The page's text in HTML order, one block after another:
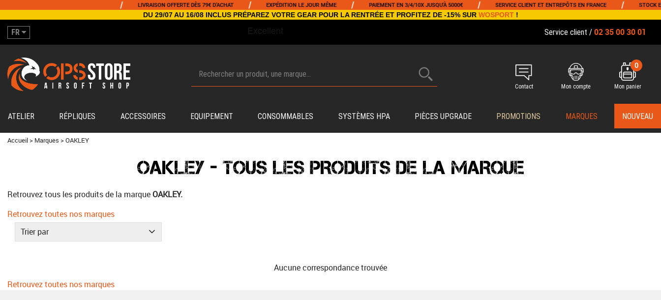
LIVRAISON OFFERTE DÈS 79€ D'ACHAT EXPÉDITION LE JOUR MÊME PAIEMENT EN 3/4/10X JUSQU'À 5000€ SERVICE CLIENT ET ENTREPÔTS EN FRANCE STOCK EN
DU 29/07 AU 16/08 INCLUS PRÉPAREZ VOTRE GEAR POUR LA RENTRÉE ET PROFITEZ DE -15% SUR WOSPORT!
FR Service client / 02 35 00 30 01
Contact Mon compte
0
Mon panier
ATELIER RÉPLIQUES ACCESSOIRES EQUIPEMENT CONSOMMABLES SYSTÈMES HPA PIÈCES UPGRADE PROMOTIONS MARQUES NOUVEAU
Accueil> Marques >OAKLEY
OAKLEY - TOUS LES PRODUITS DE LA MARQUE
Retrouvez tous les produits de la marqueOAKLEY.
Retrouvez toutes nos marques
Trier par
Aucune correspondance trouvée
Retrouvez toutes nos marques